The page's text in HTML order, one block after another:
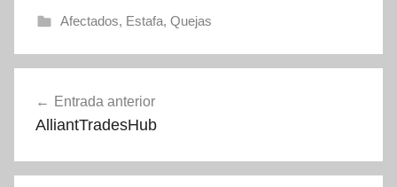
Afectados, Estafa, Quejas
de
Entrada anterior
AlliantTradesHub